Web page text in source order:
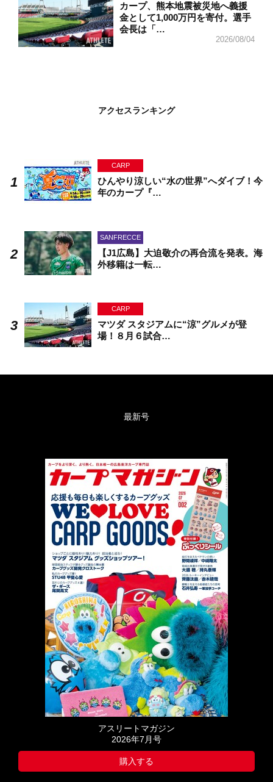
カープ、熊本地震被災地へ義援
金として1,000万円を寄付。選手
会長は「…
2026/08/04
アクセスランキング
CARP
ひんやり涼しい“水の世界”へダイブ！今
年のカープ『…
SANFRECCE
【J1広島】大迫敬介の再合流を発表。海
外移籍は一転…
CARP
マツダ スタジアムに“涼”グルメが登
場！８月６試合…
最新号
アスリートマガジン
2026年7月号
購入する